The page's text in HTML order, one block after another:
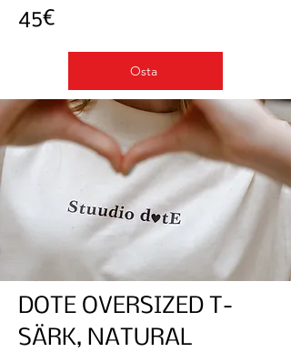
45€
Osta
DOTE OVERSIZED T-
SÄRK, NATURAL